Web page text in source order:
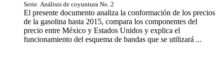
Serie: Análisis de coyuntura No. 2
El presente documento analiza la conformación de los precios
de la gasolina hasta 2015, compara los componentes del
precio entre México y Estados Unidos y explica el
funcionamiento del esquema de bandas que se utilizará ...